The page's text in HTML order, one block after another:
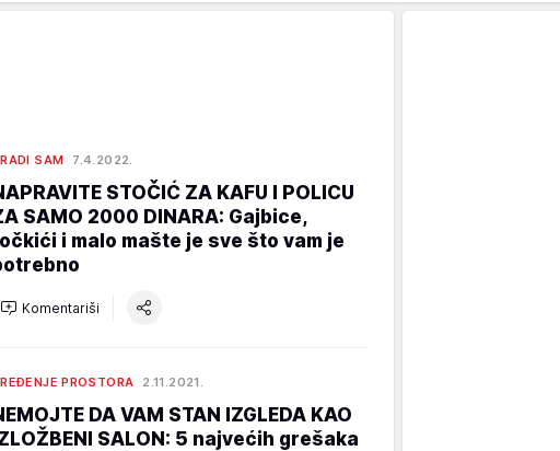
SAM 7.4.2022.
STOČIĆ ZA KAFU I POLICU
SAMO 2000 DINARA: Gajbice,
i malo mašte je sve što vam je
Komentariši
PROSTORA 2.11.2021.
DA VAM STAN IZGLEDA KAO
SALON: 5 najvećih grešaka